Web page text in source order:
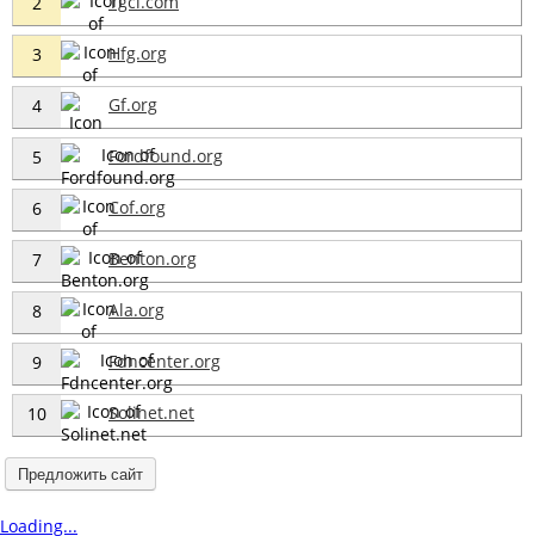
3 Hfg.org
4 Gf.org
5 Fordfound.org
6 Cof.org
7 Benton.org
8 Ala.org
9 Fdncenter.org
10 Solinet.net
Предложить сайт
Loading...